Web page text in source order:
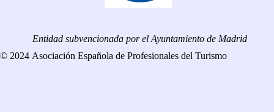
Entidad subvencionada por el Ayuntamiento de Madrid
© 2024 Asociación Española de Profesionales del Turismo